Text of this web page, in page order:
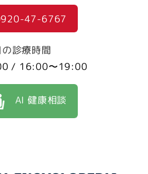
47-6767
診療時間
/ 16:00〜19:00
AI 健康相談